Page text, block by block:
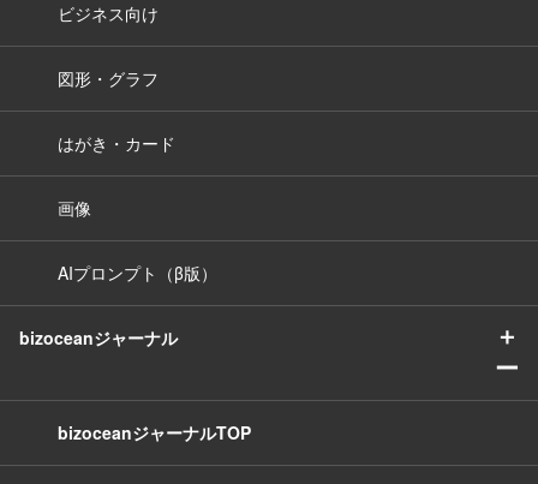
ビジネス向け
図形・グラフ
はがき・カード
画像
AIプロンプト（β版）
bizoceanジャーナル
＋
ー
bizoceanジャーナルTOP